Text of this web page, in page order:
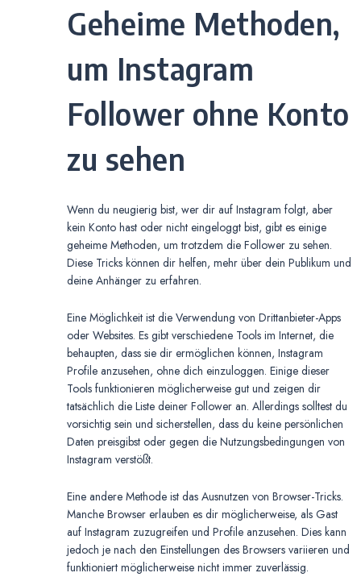
Geheime Methoden,
um Instagram
Follower ohne Konto
zu sehen
Wenn du neugierig bist, wer dir auf Instagram folgt, aber
kein Konto hast oder nicht eingeloggt bist, gibt es einige
geheime Methoden, um trotzdem die Follower zu sehen.
Diese Tricks können dir helfen, mehr über dein Publikum und
deine Anhänger zu erfahren.
Eine Möglichkeit ist die Verwendung von Drittanbieter-Apps
oder Websites. Es gibt verschiedene Tools im Internet, die
behaupten, dass sie dir ermöglichen können, Instagram
Profile anzusehen, ohne dich einzuloggen. Einige dieser
Tools funktionieren möglicherweise gut und zeigen dir
tatsächlich die Liste deiner Follower an. Allerdings solltest du
vorsichtig sein und sicherstellen, dass du keine persönlichen
Daten preisgibst oder gegen die Nutzungsbedingungen von
Instagram verstößt.
Eine andere Methode ist das Ausnutzen von Browser-Tricks.
Manche Browser erlauben es dir möglicherweise, als Gast
auf Instagram zuzugreifen und Profile anzusehen. Dies kann
jedoch je nach den Einstellungen des Browsers variieren und
funktioniert möglicherweise nicht immer zuverlässig.